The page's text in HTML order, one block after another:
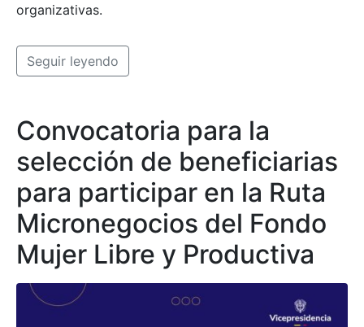
organizativas.
Seguir leyendo
Convocatoria para la
selección de beneficiarias
para participar en la Ruta
Micronegocios del Fondo
Mujer Libre y Productiva